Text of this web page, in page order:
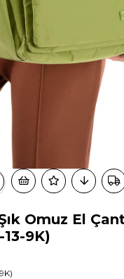
Omuz El
9K)